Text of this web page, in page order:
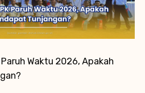
Waktu 2026, Apakah